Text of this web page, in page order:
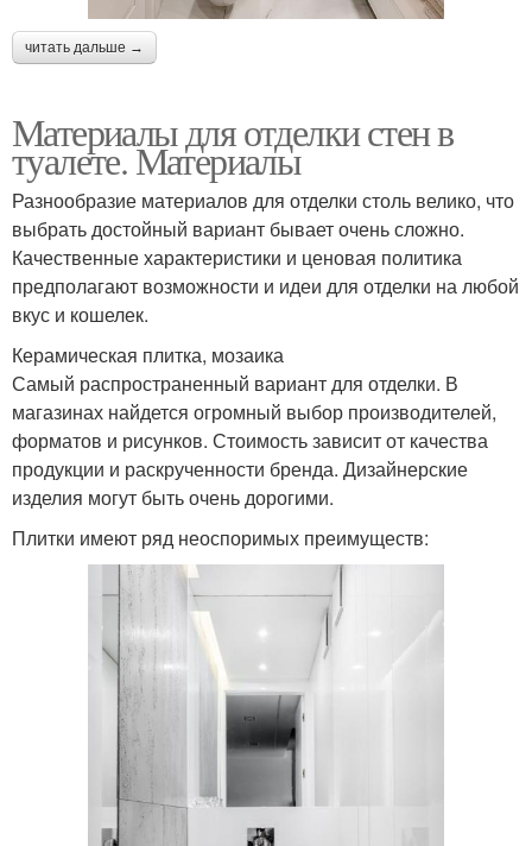
читать дальше →
Материалы для отделки стен в
туалете. Материалы
Разнообразие материалов для отделки столь велико, что
выбрать достойный вариант бывает очень сложно.
Качественные характеристики и ценовая политика
предполагают возможности и идеи для отделки на любой
вкус и кошелек.
Керамическая плитка, мозаика
Самый распространенный вариант для отделки. В
магазинах найдется огромный выбор производителей,
форматов и рисунков. Стоимость зависит от качества
продукции и раскрученности бренда. Дизайнерские
изделия могут быть очень дорогими.
Плитки имеют ряд неоспоримых преимуществ: